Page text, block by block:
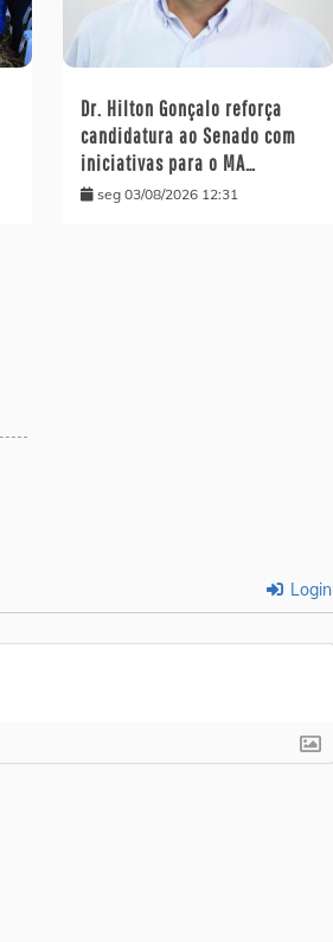
Dr. Hilton Gonçalo reforça
candidatura ao Senado com
iniciativas para o MA…
seg 03/08/2026 12:31
Login